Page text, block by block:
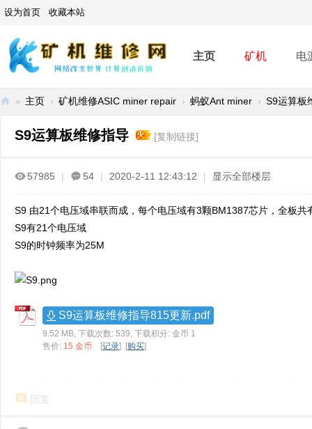
设为首页 收藏本站
主页 矿机 电
» 主页 › 矿机维修ASIC miner repair › 蚂蚁Ant miner › S9运算板
S9运算板维修指导 [复制链接]
57985 | 54 | 2020-2-11 12:43:12 | 显示全部楼层
S9 由21个电压域串联而成，每个电压域有3颗BM1387芯片，全板共
S9有21个电压域
S9的时钟频率为25M
S9运算板维修指导815更新.pdf
9.52 MB, 下载次数: 539, 下载积分: 金币 1
售价: 15 金币 [记录] [购买]
回复